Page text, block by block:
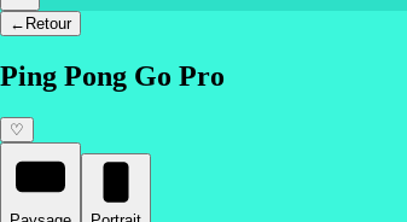
← Retour
Ping Pong Go Pro
♡